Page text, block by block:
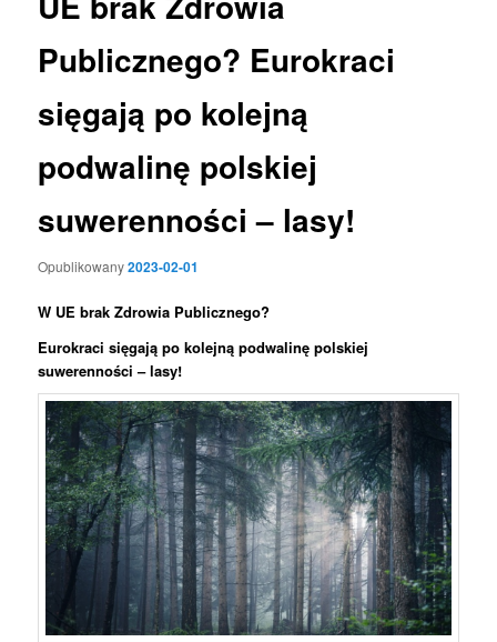
Publicznego? Eurokraci
sięgają po kolejną
podwalinę polskiej
suwerenności – lasy!
Opublikowany2023-02-01
W UE brakZdrowia Publicznego?
Eurokraci sięgają po kolejną podwalinę polskiej
suwerenności – lasy!